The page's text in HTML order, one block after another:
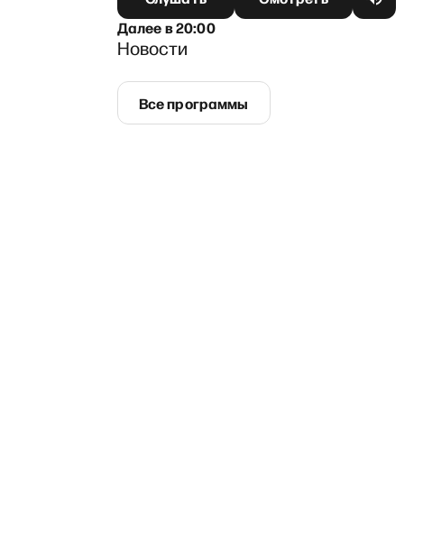
Далеев20:00
Новости
Все программы